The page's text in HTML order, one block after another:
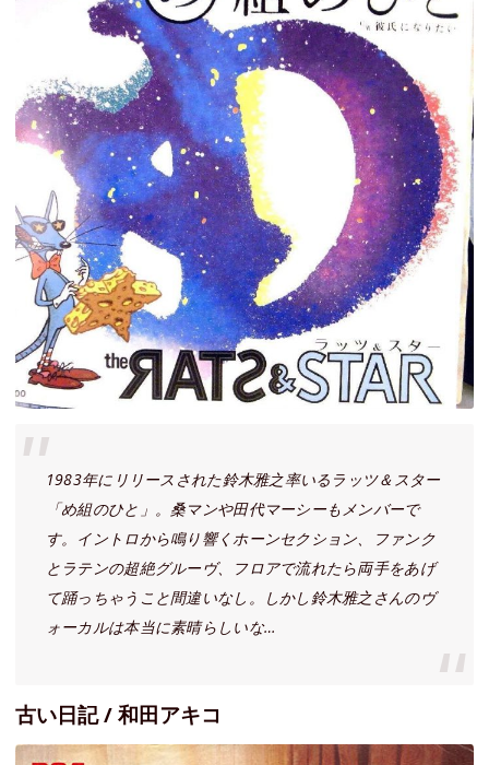
1983年にリリースされた鈴木雅之率いるラッツ＆スター
「め組のひと」。桑マンや田代マーシーもメンバーで
す。イントロから鳴り響くホーンセクション、ファンク
とラテンの超絶グルーヴ、フロアで流れたら両手をあげ
て踊っちゃうこと間違いなし。しかし鈴木雅之さんのヴ
ォーカルは本当に素晴らしいな…
古い日記 / 和田アキコ